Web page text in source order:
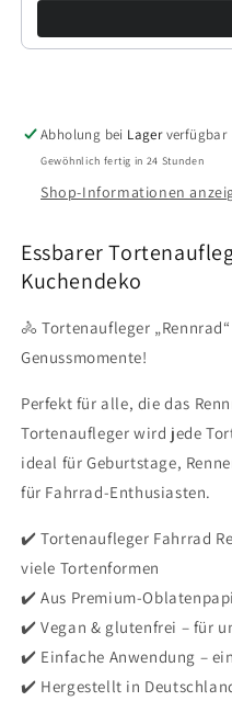
Abholung bei Lagerverfügbar
Gewöhnlich fertig in 24 Stunden
Shop-Informationen
Essbarer
Kuchendeko
🚴 Tortenaufleger
Genussmomente!
Perfekt für alle, die das
Tortenaufleger wird jede
ideal für Geburtstage,
für Fahrrad-Enthusiasten.
✔️ Tortenaufleger Fahrrad
viele Tortenformen
✔️ Aus Premium-
✔️ Vegan & glutenfrei – für
✔️ Einfache Anwendung –
✔️ Hergestellt in